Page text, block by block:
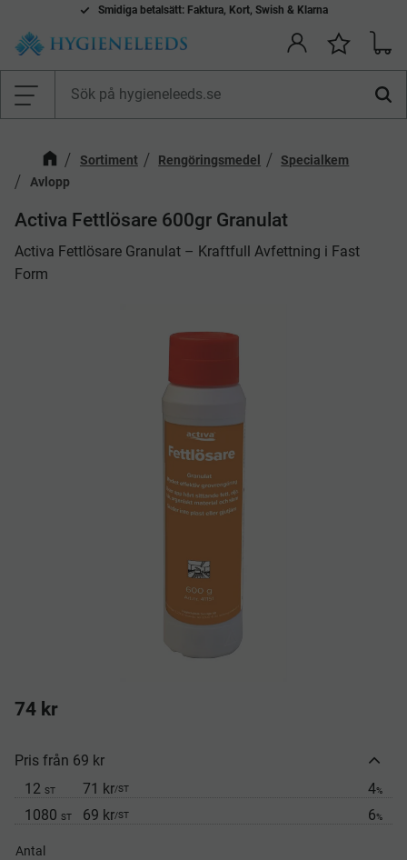
Meny
Smidiga betalsätt: Faktura, Kort, Swish & Klarna
Sortiment Rengöringsmedel
Specialkem
Avlopp
​Activa Fettlösare 600gr Granulat
Activa Fettlösare Granulat – Kraftfull Avfettning i Fast
Form
74 kr
Pris från 69 kr
12 ST 71 kr/ST 4%
1080 ST 69 kr/ST 6%
Antal